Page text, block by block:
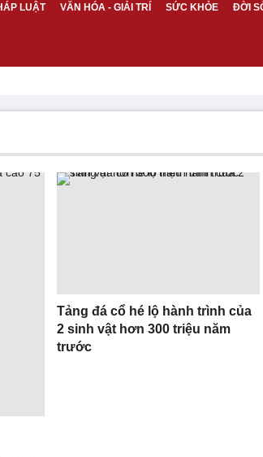
LUẬT VĂN HÓA - GIẢI TRÍ SỨC KHỎE ĐỜI
Tảng đá cổ hé lộ hành trình của
2 sinh vật hơn 300 triệu năm
trước